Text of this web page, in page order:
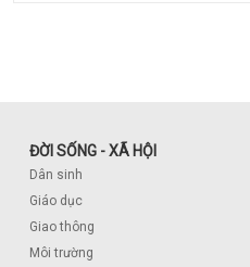
ĐỜI SỐNG - XÃ HỘI
Dân sinh
Giáo dục
Giao thông
Môi trường